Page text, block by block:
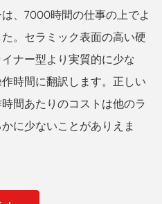
、7000時間の仕事の上でよ
。セラミック表面の高い硬
ナー型より実質的に少な
時間に翻訳します。正しい
間あたりのコストは他のラ
に少ないことがありえま